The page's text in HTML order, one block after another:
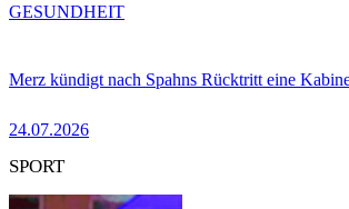
Merz kündigt nach Spahns Rücktritt eine
24.07.2026
GESUNDHEIT
SPORT